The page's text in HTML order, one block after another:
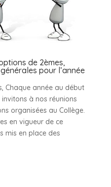
de 2èmes,
pour l’année
Chaque année au début
à nos réunions
organisées au Collège.
en vigueur de ce
mis en place des